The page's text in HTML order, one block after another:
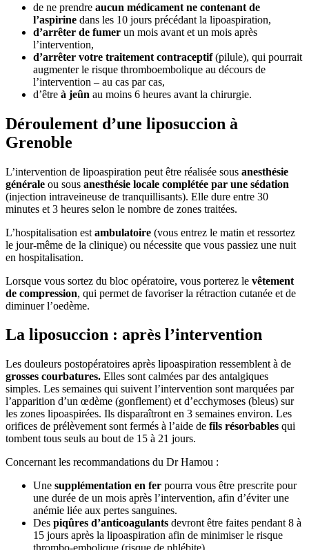
de ne prendre aucun médicament ne contenant de
l’aspirine dans les 10 jours précédant la lipoaspiration,
d’arrêter de fumer un mois avant et un mois après
l’intervention,
d’arrêter votre traitement contraceptif(pilule), qui pourrait
augmenter le risque thromboembolique au décours de
l’intervention – au cas par cas,
d’être à jeûn au moins 6 heures avant la chirurgie.
Déroulement d’une liposuccion à
Grenoble
L’intervention de lipoaspiration peut être réalisée sous anesthésie
générale ou sous anesthésie locale complétée par une sédation
(injection intraveineuse de tranquillisants). Elle dure entre 30
minutes et 3 heures selon le nombre de zones traitées.
L’hospitalisation est ambulatoire (vous entrez le matin et ressortez
le jour-même de la clinique) ou nécessite que vous passiez une nuit
en hospitalisation.
Lorsque vous sortez du bloc opératoire, vous porterez le vêtement
de compression, qui permet de favoriser la rétraction cutanée et de
diminuer l’oedème.
La liposuccion : après l’intervention
Les douleurs postopératoires après lipoaspiration ressemblent à de
grosses courbatures. Elles sont calmées par des antalgiques
simples. Les semaines qui suivent l’intervention sont marquées par
l’apparition d’un œdème (gonflement) et d’ecchymoses (bleus) sur
les zones lipoaspirées. Ils disparaîtront en 3 semaines environ. Les
orifices de prélèvement sont fermés à l’aide de fils résorbables qui
tombent tous seuls au bout de 15 à 21 jours.
Concernant les recommandations du Dr Hamou :
Une supplémentation en fer pourra vous être prescrite pour
une durée de un mois après l’intervention, afin d’éviter une
anémie liée aux pertes sanguines.
Des piqûres d’anticoagulants devront être faites pendant 8 à
15 jours après la lipoaspiration afin de minimiser le risque